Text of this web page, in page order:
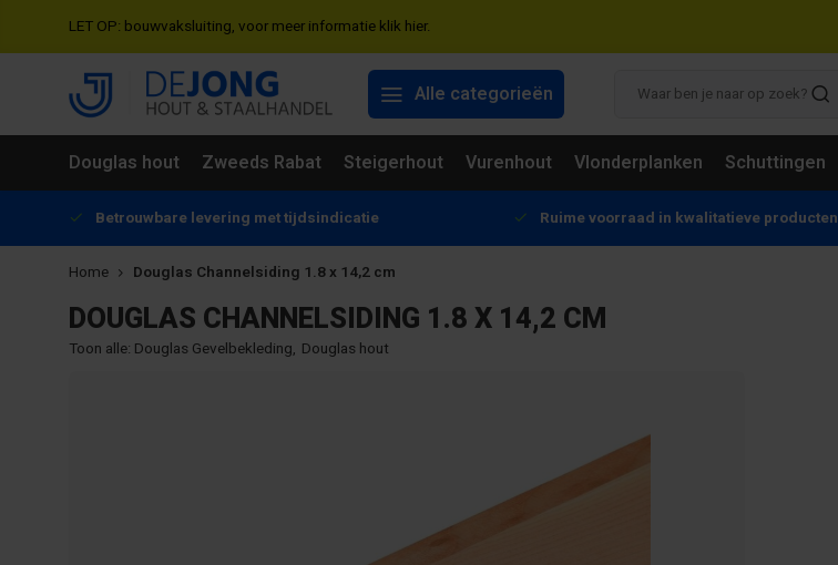
LET OP: bouwvaksluiting, voor meer informatie klik hier.
Alle categorieën
Douglas hout Zweeds Rabat Steigerhout Vurenhout Vlonderplanken Schuttingen
Betrouwbare levering met tijdsindicatie Ruime voorraad in kwalitatieve producten
Home Douglas Channelsiding 1.8 x 14,2 cm
DOUGLAS CHANNELSIDING 1.8 X 14,2 CM
Toon alle: Douglas Gevelbekleding, Douglas hout